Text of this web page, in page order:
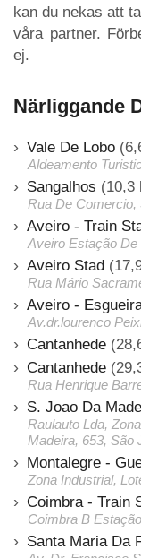
kan du nekas att
våra partner.
ej.
Närliggande
Vale De Lobo
Aldeamento
Sangalhos (10,3
Rua De Comercio,
Aveiro - Train
Aveiro Estação
Aveiro Stad
Rua Mário
Aveiro -
Av.dr.lourenco
Cantanhede
Cantanhede
Rua Henrique
S. Joao Da
Raulauto Lda,
Madeira, 653, São
Montalegre -
Zona Industrial,
Coimbra - Train
Coimbra B
Santa Maria Da